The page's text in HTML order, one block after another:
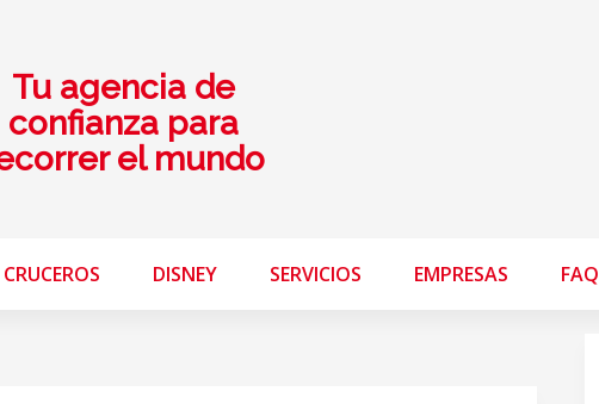
Tu agencia de
confianza para
el mundo
CRUCEROS DISNEY SERVICIOS EMPRESAS FAQ